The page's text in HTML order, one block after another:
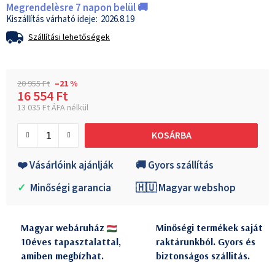
Megrendelèsre 7 napon belül 🚚
2026.8.19
Szállítási lehetőségek
20 955 Ft –21 %
16 554 Ft
13 035 Ft ÁFA nélkül
KOSÁRBA
❤️ Vásárlóink ajánlják
🚚 Gyors szállítás
✓ Minőségi garancia 🇭🇺 Magyar webshop
Magyar webáruház
10éves tapasztalattal,
amiben megbízhat.
Minőségi termékek saját
raktárunkból. Gyors és
biztonságos szállitás.